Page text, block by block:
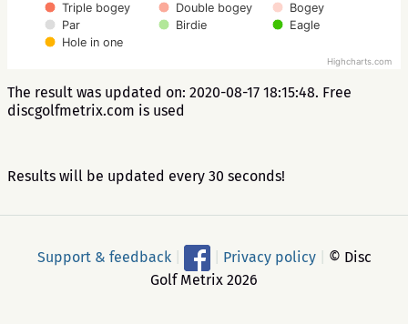
Triple bogey Double bogey
Bogey
Par
Birdie
Eagle
Hole in one
Highcharts.com
The result was updated on: 2020-08-17 18:15:48. Free
discgolfmetrix.com is used
Results will be updated every 30 seconds!
Support & feedback Privacy policy
© Disc
Golf Metrix 2026